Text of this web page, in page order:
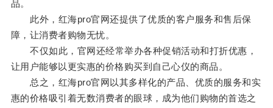
品。
此外，红海pro官网还提供了优质的客户服务和售后保
障，让消费者购物无忧。
不仅如此，官网还经常举办各种促销活动和打折优惠，
让用户能够以更实惠的价格购买到自己心仪的商品。
总之，红海pro官网以其多样化的产品、优质的服务和实
惠的价格吸引着无数消费者的眼球，成为他们购物的首选之